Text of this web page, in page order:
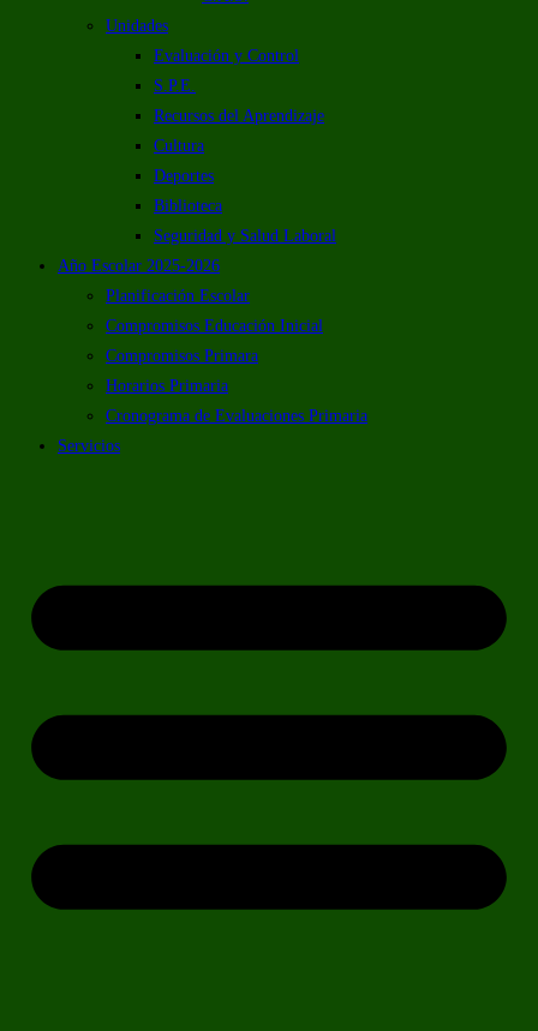
Unidades
Evaluación y Control
S.P.E.
Recursos del Aprendizaje
Cultura
Deportes
Biblioteca
Seguridad y Salud Laboral
Año Escolar 2025-2026
Planificación Escolar
Compromisos Educación Inicial
Compromisos Primara
Horarios Primaria
Cronograma de Evaluaciones Primaria
Servicios